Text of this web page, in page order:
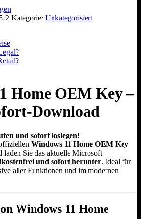
2 Kategorie: Unkategorisiert
Home OEM Key –
Download
und sofort loslegen!
Windows 11 Home OEM Key
laden Sie das aktuelle Microsoft
und sofort herunter. Ideal für
aller Funktionen und im modernen
Windows 11 Home